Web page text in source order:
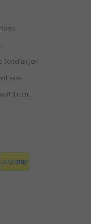
Bestellungen
ändern